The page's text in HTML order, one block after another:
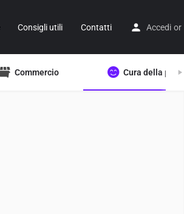
Consigli utili Contatti Accedi or
Commercio Cura della